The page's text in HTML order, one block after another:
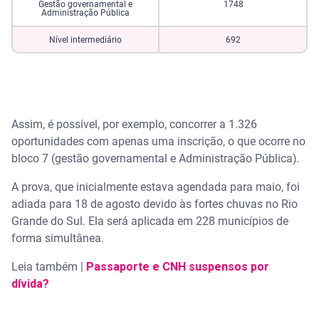
Gestão governamental e
Administração Pública
1748
Nível intermediário 692
Assim, é possível, por exemplo, concorrer a 1.326
oportunidades com apenas uma inscrição, o que ocorre no
bloco 7 (gestão governamental e Administração Pública).
A prova, que inicialmente estava agendada para maio, foi
adiada para 18 de agosto devido às fortes chuvas no Rio
Grande do Sul. Ela será aplicada em 228 municípios de
forma simultânea.
Leia também |
Passaporte e CNH suspensos por
dívida?